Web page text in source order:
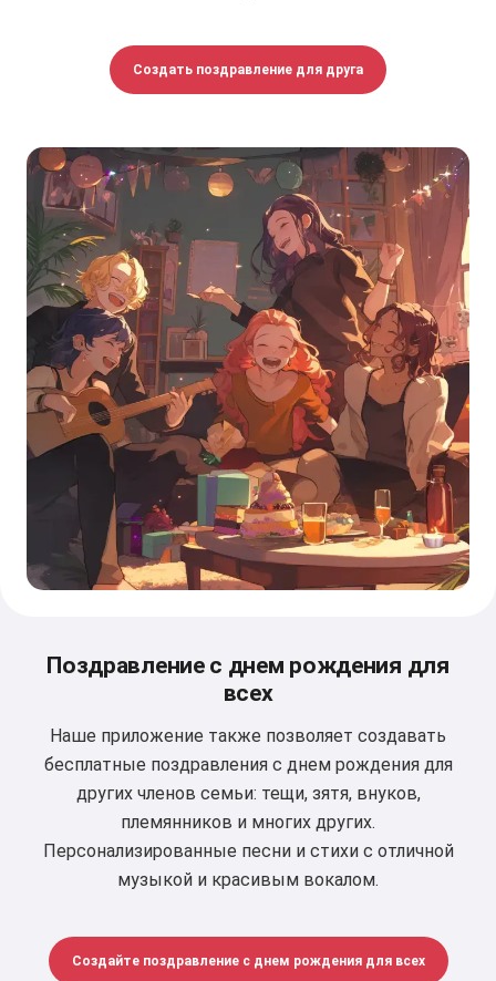
Создать поздравление для друга
Поздравление с днем рождения для
всех
Наше приложение также позволяет создавать
бесплатные поздравления с днем рождения для
других членов семьи: тещи, зятя, внуков,
племянников и многих других.
Персонализированные песни и стихи с отличной
музыкой и красивым вокалом.
Создайте поздравление с днем рождения для всех